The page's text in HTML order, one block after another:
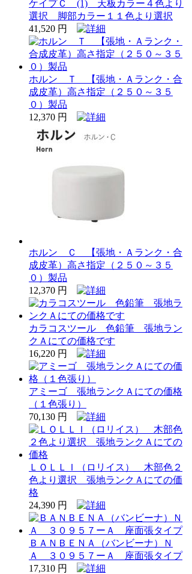
ケイプＣ (1) 天板カラー４色より
選択 脚部カラー１１色より選択
41,520 円
ホルン Ｔ 【張地・Ａランク・合
成皮革）高さ指定（２５０～３５
０）製品
12,370 円
ホルン Ｃ 【張地・Ａランク・合
成皮革）高さ指定（２５０～３５
０）製品
12,370 円
カラコスツール 色鉛筆 張地ラン
クＡにての価格です
16,220 円
アミーゴ 張地ランクＡにての価格
（１色張り）
70,130 円
ＬＯＬＬＩ（ロリイス） 木部色２
色より選択 張地ランクＡにての価
格
24,390 円
ＢＡＮＢＥＮＡ（バンビーナ）Ｎ
Ａ ３０９５７ーＡ 座面張タイプ
17,310 円